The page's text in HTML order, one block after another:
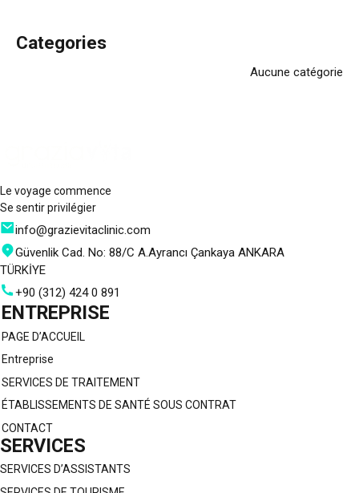
Categories
Aucune catégorie
Le voyage commence
Se sentir privilégier
info@grazievitaclinic.com
Güvenlik Cad. No: 88/C A.Ayrancı Çankaya ANKARA
TÜRKİYE
+90 (312) 424 0 891
ENTREPRISE
PAGE D’ACCUEIL
Entreprise
SERVICES DE TRAITEMENT
ÉTABLISSEMENTS DE SANTÉ SOUS CONTRAT
CONTACT
SERVICES
SERVICES D’ASSISTANTS